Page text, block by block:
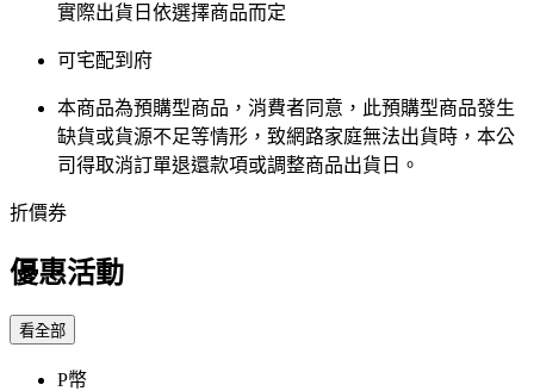
實際出貨日依選擇商品而定
可宅配到府
本商品為預購型商品，消費者同意，此預購型商品發生
缺貨或貨源不足等情形，​致網路家庭無法出貨時，本公
司得取消訂單退還款項或調整商品出貨日。
折價券
優惠活動
看全部
P幣